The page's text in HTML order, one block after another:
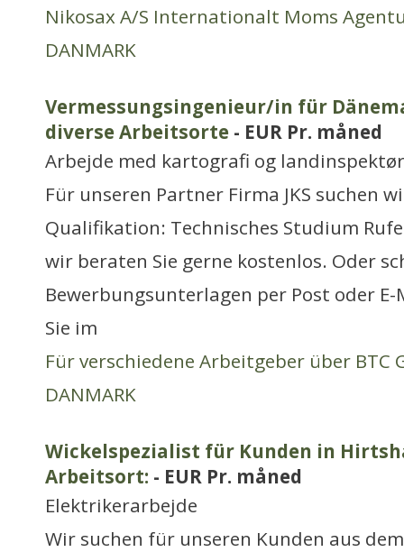
Nikosax A/S Internationalt Moms
DANMARK
Vermessungsingenieur/in für
diverse Arbeitsorte - EUR Pr. måned
Arbejde med kartografi og
Für unseren Partner Firma JKS suchen
Qualifikation: Technisches Studium
wir beraten Sie gerne kostenlos. Oder
Bewerbungsunterlagen per Post oder
Sie im
Für verschiedene Arbeitgeber über BTC
DANMARK
Wickelspezialist für Kunden in
Arbeitsort: - EUR Pr. måned
Elektrikerarbejde
Wir suchen für unseren Kunden aus